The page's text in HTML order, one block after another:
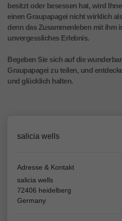
besitzt oder besessen hat, wird
einen Graupapagei nicht wirklich
denn das Zusammenleben mit ihm
unvergessliches Erlebnis.
Begeben Sie sich auf die
Graupapagei zu teilen, und
und glücklich halten.
salicia wells
Adresse & Kontakt
salicia wells
72406 heidelberg
Germany